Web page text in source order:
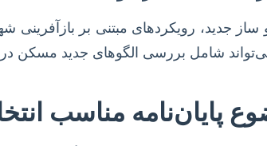
جدید، رویکردهای مبتنی بر
شامل بررسی الگوهای جدید مسکن در
پایان‌نامه مناسب